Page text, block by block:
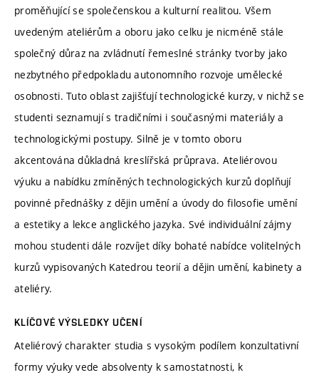
proměňující se společenskou a kulturní realitou. Všem
uvedeným ateliérům a oboru jako celku je nicméně stále
společný důraz na zvládnutí řemeslné stránky tvorby jako
nezbytného předpokladu autonomního rozvoje umělecké
osobnosti. Tuto oblast zajišťují technologické kurzy, v nichž se
studenti seznamují s tradičními i současnými materiály a
technologickými postupy. Silně je v tomto oboru
akcentována důkladná kreslířská průprava. Ateliérovou
výuku a nabídku zmíněných technologických kurzů doplňují
povinné přednášky z dějin umění a úvody do filosofie umění
a estetiky a lekce anglického jazyka. Své individuální zájmy
mohou studenti dále rozvíjet díky bohaté nabídce volitelných
kurzů vypisovaných Katedrou teorií a dějin umění, kabinety a
ateliéry.
KLÍČOVÉ VÝSLEDKY UČENÍ
Ateliérový charakter studia s vysokým podílem konzultativní
formy výuky vede absolventy k samostatnosti, k